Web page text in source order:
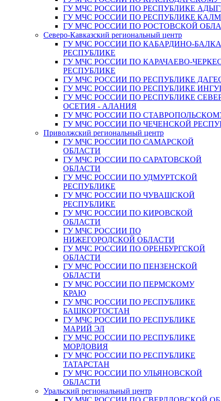
ГУ МЧС РОССИИ ПО РЕСПУБЛИКЕ
ГУ МЧС РОССИИ ПО РЕСПУБЛИКЕ
ГУ МЧС РОССИИ ПО РОСТОВСКОЙ
Северо-Кавказский региональный центр
ГУ МЧС РОССИИ ПО КАБАРДИНО-
РЕСПУБЛИКЕ
ГУ МЧС РОССИИ ПО КАРАЧАЕВО-
РЕСПУБЛИКЕ
ГУ МЧС РОССИИ ПО РЕСПУБЛИКЕ
ГУ МЧС РОССИИ ПО РЕСПУБЛИКЕ
ГУ МЧС РОССИИ ПО РЕСПУБЛИКЕ
ОСЕТИЯ - АЛАНИЯ
ГУ МЧС РОССИИ ПО
ГУ МЧС РОССИИ ПО ЧЕЧЕНСКОЙ
Приволжский региональный центр
ГУ МЧС РОССИИ ПО САМАРСКОЙ
ОБЛАСТИ
ГУ МЧС РОССИИ ПО САРАТОВСКОЙ
ОБЛАСТИ
ГУ МЧС РОССИИ ПО УДМУРТСКОЙ
РЕСПУБЛИКЕ
ГУ МЧС РОССИИ ПО ЧУВАШСКОЙ
РЕСПУБЛИКЕ
ГУ МЧС РОССИИ ПО КИРОВСКОЙ
ОБЛАСТИ
ГУ МЧС РОССИИ ПО
НИЖЕГОРОДСКОЙ ОБЛАСТИ
ГУ МЧС РОССИИ ПО ОРЕНБУРГСКОЙ
ОБЛАСТИ
ГУ МЧС РОССИИ ПО ПЕНЗЕНСКОЙ
ОБЛАСТИ
ГУ МЧС РОССИИ ПО ПЕРМСКОМУ
КРАЮ
ГУ МЧС РОССИИ ПО РЕСПУБЛИКЕ
БАШКОРТОСТАН
ГУ МЧС РОССИИ ПО РЕСПУБЛИКЕ
МАРИЙ ЭЛ
ГУ МЧС РОССИИ ПО РЕСПУБЛИКЕ
МОРДОВИЯ
ГУ МЧС РОССИИ ПО РЕСПУБЛИКЕ
ТАТАРСТАН
ГУ МЧС РОССИИ ПО УЛЬЯНОВСКОЙ
ОБЛАСТИ
Уральский региональный центр